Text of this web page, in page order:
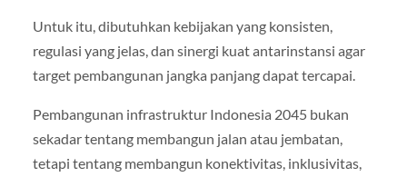
Untuk itu, dibutuhkan kebijakan yang konsisten,
regulasi yang jelas, dan sinergi kuat antarinstansi agar
target pembangunan jangka panjang dapat tercapai.
Pembangunan infrastruktur Indonesia 2045 bukan
sekadar tentang membangun jalan atau jembatan,
tetapi tentang membangun konektivitas, inklusivitas,